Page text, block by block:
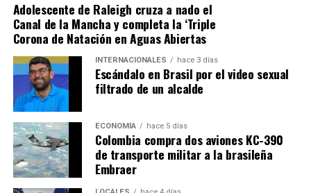
Adolescente de Raleigh cruza a nado el
Canal de la Mancha y completa la ‘Triple
Corona de Natación en Aguas Abiertas
INTERNACIONALES hace 3 días
Escándalo en Brasil por el video sexual
filtrado de un alcalde
ECONOMÍA hace 5 días
Colombia compra dos aviones KC-390
de transporte militar a la brasileña
Embraer